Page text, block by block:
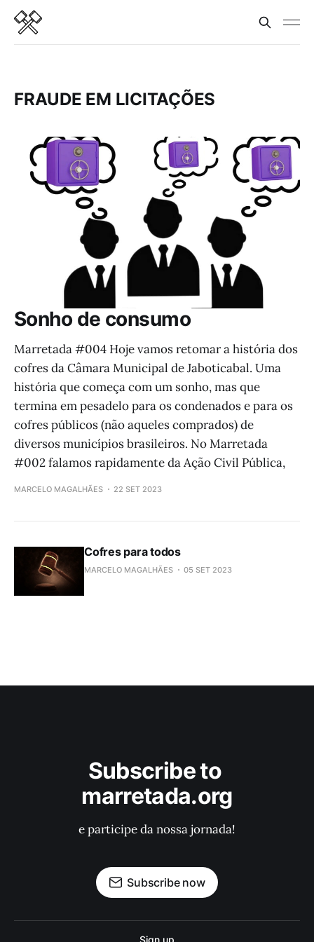
FRAUDE EM LICITAÇÕES
Sonho de consumo
Marretada #004 Hoje vamos retomar a história dos
cofres da Câmara Municipal de Jaboticabal. Uma
história que começa com um sonho, mas que
termina em pesadelo para os condenados e para os
cofres públicos (não aqueles comprados) de
diversos municípios brasileiros. No Marretada
#002 falamos rapidamente da Ação Civil Pública,
MARCELO MAGALHÃES 22 SET 2023
Cofres para todos
MARCELO MAGALHÃES 05 SET 2023
Subscribe to
marretada.org
e participe da nossa jornada!
Subscribe now
Sign up